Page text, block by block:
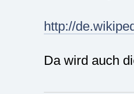
http://
Da wird auch